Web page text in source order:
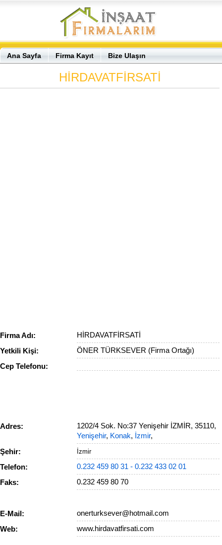
Ana Sayfa Firma Kayıt Bize Ulaşın
HİRDAVATFİRSATİ
Firma Adı:
HİRDAVATFİRSATİ
Yetkili Kişi:
ÖNER TÜRKSEVER (Firma Ortağı)
Cep Telefonu:
Adres:
1202/4 Sok. No:37 Yenişehir İZMİR, 35110,
Yenişehir, Konak, İzmir,
Şehir:
İzmir
Telefon: 0.232 459 80 31 - 0.232 433 02 01
Faks:
0.232 459 80 70
E-Mail:
onerturksever@hotmail.com
Web:
www.hirdavatfirsati.com